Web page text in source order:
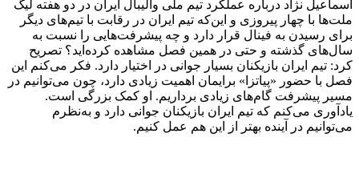
اسماعیل نژاد درباره عملکرد تیم ملی والیبال ایران در دو هفته لیگ
ملت‌ها با چهار پیروزی و این‌که تیم ایران در رقابت با تیم‌های دیگر
برای رسیدن به فینال قرار دارد و چه پیشرفت‌هایی را نسبت به
سال‌های گذشته و حتی در همین فصل مشاهده کرده‌اید؟ تصریح
کرد: تیم ایران بازیکنان بسیار جوانی در اختیار دارد. فکر می‌کنم این
فصل با حضور «پیاتزا» برایمان اهمیت زیادی دارد، چون می‌توانیم در
مسیر پیشرفت گام‌های زیادی برداریم. او کمک بزرگی است.
یادآوری می‌کنم که تیم ایران بازیکنان جوانی دارد و به‌نظرم
می‌توانیم در آینده بهتر از این هم عمل کنیم.